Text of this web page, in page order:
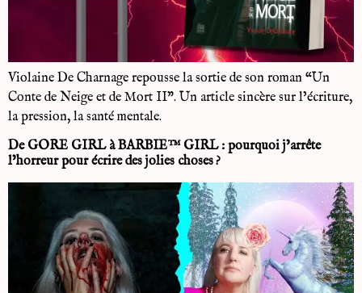
Violaine De Charnage repousse la sortie de son roman “Un
Conte de Neige et de Mort II”. Un article sincère sur l’écriture,
la pression, la santé mentale.
De GORE GIRL à BARBIE™ GIRL : pourquoi j’arrête
l’horreur pour écrire des jolies choses ?